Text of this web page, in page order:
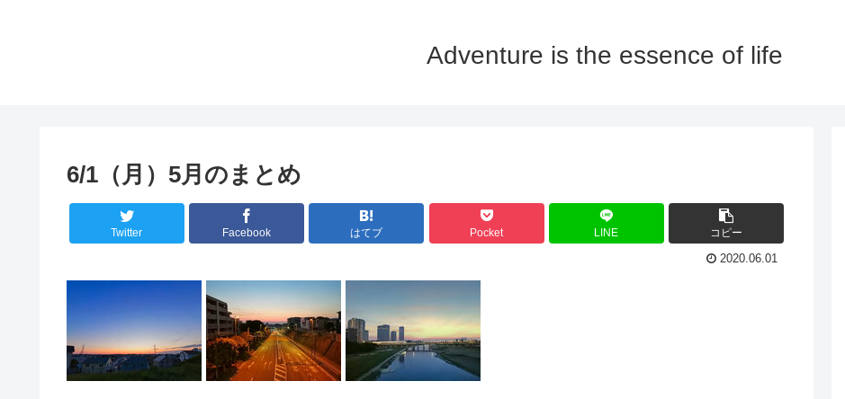
Adventure is the essence of life
6/1（月）5月のまとめ
Twitter Facebook はてブ Pocket LINE コピー
2020.06.01